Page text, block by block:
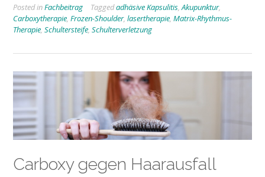
Posted inFachbeitrag Taggedadhäsive Kapsulitis,Akupunktur,
Carboxytherapie, Frozen-Shoulder, lasertherapie, Matrix-Rhythmus-
Therapie, Schultersteife, Schulterverletzung
Carboxy gegen Haarausfall